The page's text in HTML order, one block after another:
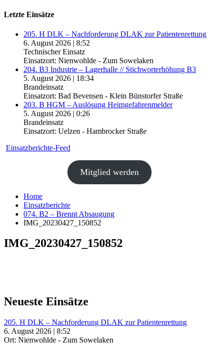
Letzte Einsätze
205. H DLK – Nachforderung DLAK zur Patientenrettung
6. August 2026 | 8:52
Technischer Einsatz
Einsatzort: Nienwohlde - Zum Sowelaken
204. B3 Industrie – Lagerhalle // Stichworterhöhung B3
5. August 2026 | 18:34
Brandeinsatz
Einsatzort: Bad Bevensen - Klein Bünstorfer Straße
203. B HGM – Auslösung Heimgefahrenmelder
5. August 2026 | 0:26
Brandeinsatz
Einsatzort: Uelzen - Hambrocker Straße
Einsatzberichte-Feed
Mitglied werden
Home
Einsatzberichte
074. B2 – Brennt Absaugung
IMG_20230427_150852
IMG_20230427_150852
Neueste Einsätze
205. H DLK – Nachforderung DLAK zur Patientenrettung
6. August 2026 | 8:52
Ort: Nienwohlde - Zum Sowelaken